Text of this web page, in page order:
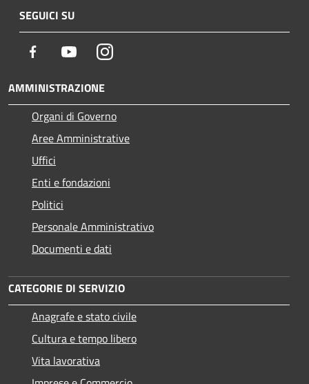
SEGUICI SU
Facebook YoutubeInstagram
AMMINISTRAZIONE
Organi di Governo
Aree Amministrative
Uffici
Enti e fondazioni
Politici
Personale Amministrativo
Documenti e dati
CATEGORIE DI SERVIZIO
Anagrafe e stato civile
Cultura e tempo libero
Vita lavorativa